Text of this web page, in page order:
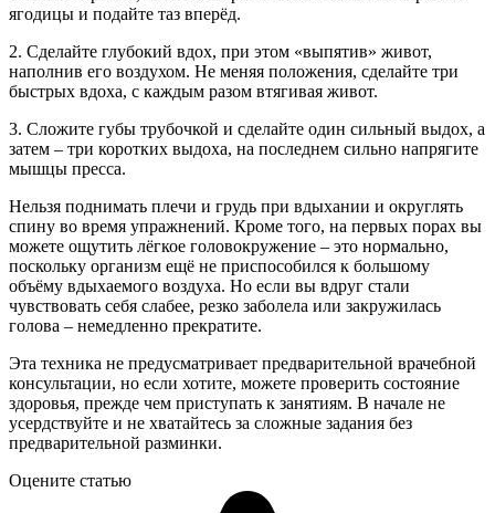
ягодицы и подайте таз вперёд.
2. Сделайте глубокий вдох, при этом «выпятив» живот,
наполнив его воздухом. Не меняя положения, сделайте три
быстрых вдоха, с каждым разом втягивая живот.
3. Сложите губы трубочкой и сделайте один сильный выдох, а
затем – три коротких выдоха, на последнем сильно напрягите
мышцы пресса.
Нельзя поднимать плечи и грудь при вдыхании и округлять
спину во время упражнений. Кроме того, на первых порах вы
можете ощутить лёгкое головокружение – это нормально,
поскольку организм ещё не приспособился к большому
объёму вдыхаемого воздуха. Но если вы вдруг стали
чувствовать себя слабее, резко заболела или закружилась
голова – немедленно прекратите.
Эта техника не предусматривает предварительной врачебной
консультации, но если хотите, можете проверить состояние
здоровья, прежде чем приступать к занятиям. В начале не
усердствуйте и не хватайтесь за сложные задания без
предварительной разминки.
Оцените статью